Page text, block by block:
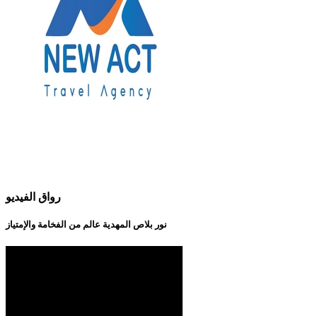
رواق الفيديو
نور بلاص المهدية عالم من الفخامة والإمتياز